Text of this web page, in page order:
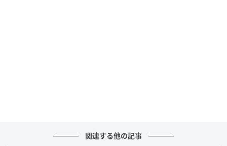
関連する他の記事